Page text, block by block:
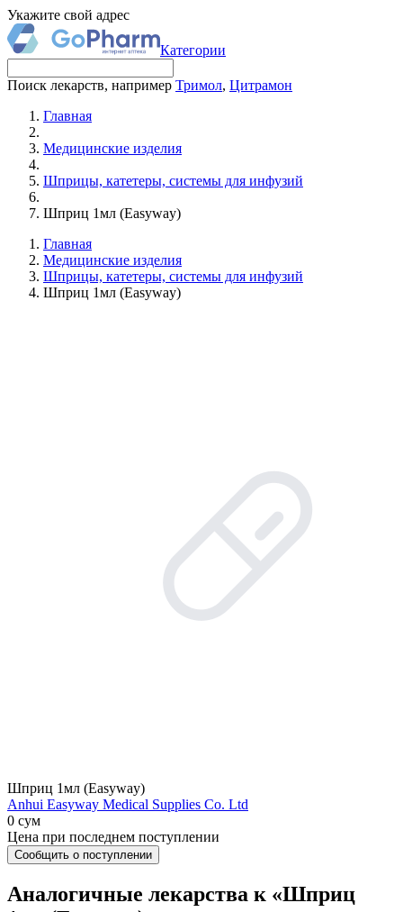
Укажите свой адрес
Категории
Поиск лекарств, например Тримол, Цитрамон
Главная
Медицинские изделия
Шприцы, катетеры, системы для инфузий
Шприц 1мл (Easyway)
Главная
Медицинские изделия
Шприцы, катетеры, системы для инфузий
Шприц 1мл (Easyway)
Шприц 1мл (Easyway)
Anhui Easyway Medical Supplies Co. Ltd
0 сум
Цена при последнем поступлении
Сообщить о поступлении
Аналогичные лекарства к «Шприц